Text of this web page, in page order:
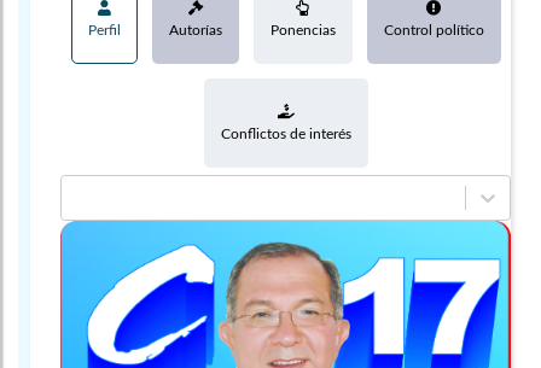
Perfil Autorías Ponencias Control político
Conflictos de interés